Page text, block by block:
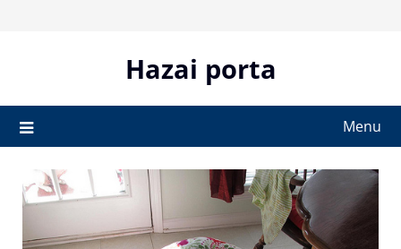
Hazai porta
Menu